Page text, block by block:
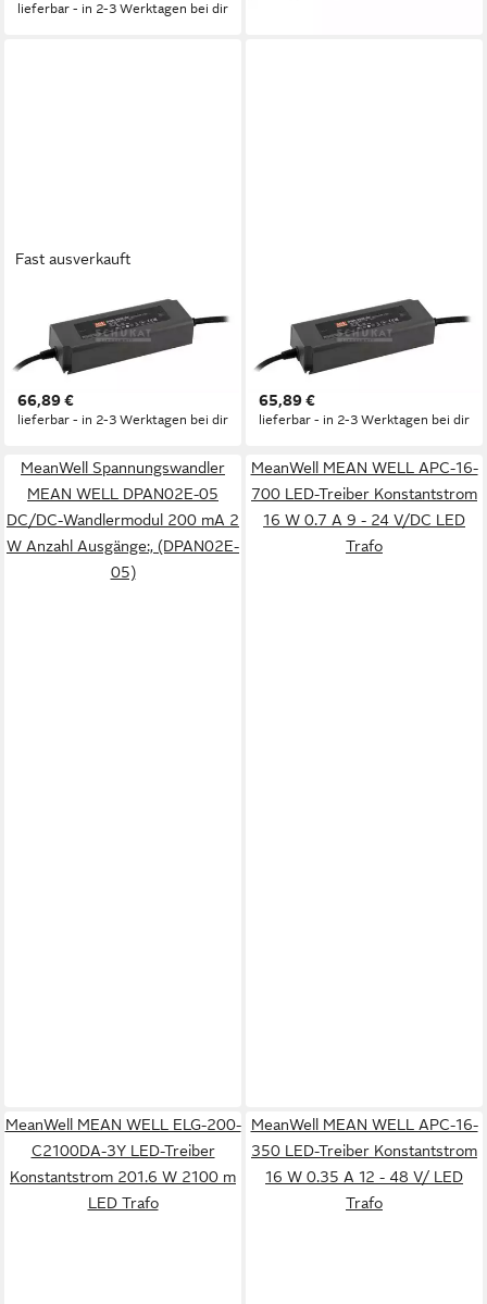
lieferbar - in 2-3 Werktagen bei dir
Fast ausverkauft
"OWA-200E-12" 12V, 180W,
wassergeschützt, IP67,
Niedervolt LED Trafo
66,89 €
lieferbar - in 2-3 Werktagen bei dir
"OWA-200E-48" 48V, 200W,
wassergeschützt, Hochvolt,
IP67 LED Trafo
65,89 €
lieferbar - in 2-3 Werktagen bei dir
MeanWell Spannungswandler
MEAN WELL DPAN02E-05
DC/DC-Wandlermodul 200 mA 2
W Anzahl Ausgänge:, (DPAN02E-
05)
MeanWell MEAN WELL APC-16-
700 LED-Treiber Konstantstrom
16 W 0.7 A 9 - 24 V/DC LED
Trafo
MeanWell MEAN WELL ELG-200-
C2100DA-3Y LED-Treiber
Konstantstrom 201.6 W 2100 m
LED Trafo
MeanWell MEAN WELL APC-16-
350 LED-Treiber Konstantstrom
16 W 0.35 A 12 - 48 V/ LED
Trafo